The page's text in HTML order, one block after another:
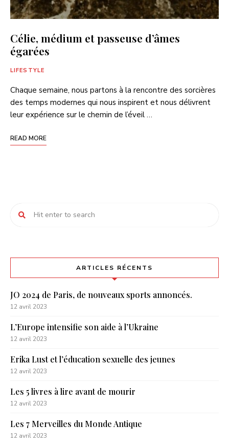
Célie, médium et passeuse d’âmes
égarées
LIFESTYLE
Chaque semaine, nous partons à la rencontre des sorcières
des temps modernes qui nous inspirent et nous délivrent
leur expérience sur le chemin de l’éveil …
READ MORE
ARTICLES RÉCENTS
JO 2024 de Paris, de nouveaux sports annoncés.
12 avril 2023
L’Europe intensifie son aide à l’Ukraine
12 avril 2023
Erika Lust et l’éducation sexuelle des jeunes
12 avril 2023
Les 5 livres à lire avant de mourir
12 avril 2023
Les 7 Merveilles du Monde Antique
12 avril 2023